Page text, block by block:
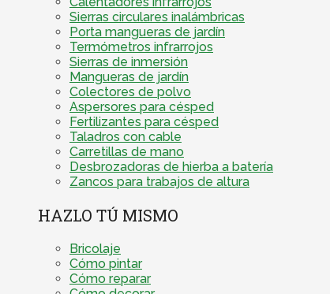
Sierras circulares inalámbricas
Porta mangueras de jardín
Termómetros infrarrojos
Sierras de inmersión
Mangueras de jardín
Colectores de polvo
Aspersores para césped
Fertilizantes para césped
Taladros con cable
Carretillas de mano
Desbrozadoras de hierba a batería
Zancos para trabajos de altura
HAZLO TÚ MISMO
Bricolaje
Cómo pintar
Cómo reparar